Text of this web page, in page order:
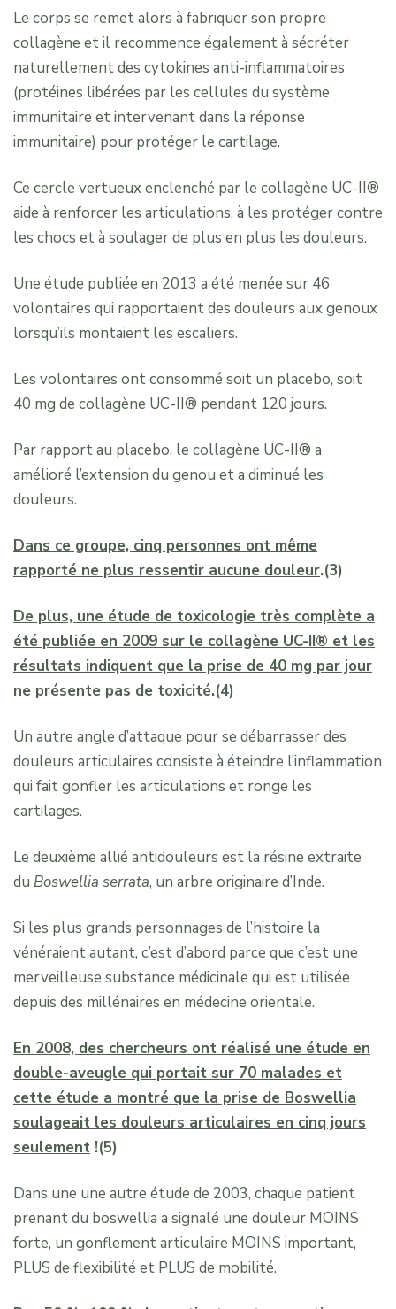
Le corps se remet alors à fabriquer son propre
collagène et il recommence également à sécréter
naturellement des cytokines anti-inflammatoires
(protéines libérées par les cellules du système
immunitaire et intervenant dans la réponse
immunitaire) pour protéger le cartilage.
Ce cercle vertueux enclenché par le collagène UC-II®
aide à renforcer les articulations, à les protéger contre
les chocs et à soulager de plus en plus les douleurs.
Une étude publiée en 2013 a été menée sur 46
volontaires qui rapportaient des douleurs aux genoux
lorsqu’ils montaient les escaliers.
Les volontaires ont consommé soit un placebo, soit
40 mg de collagène UC-II® pendant 120 jours.
Par rapport au placebo, le collagène UC-II® a
amélioré l’extension du genou et a diminué les
douleurs.
Dans ce groupe, cinq personnes ont même
rapporté ne plus ressentir aucune douleur.(3)
De plus, une étude de toxicologie très complète a
été publiée en 2009 sur le collagène UC-II® et les
résultats indiquent que la prise de 40 mg par jour
ne présente pas de toxicité.(4)
Un autre angle d’attaque pour se débarrasser des
douleurs articulaires consiste à éteindre l’inflammation
qui fait gonfler les articulations et ronge les
cartilages.
Le deuxième allié antidouleurs est la résine extraite
du Boswellia serrata, un arbre originaire d’Inde.
Si les plus grands personnages de l’histoire la
vénéraient autant, c’est d’abord parce que c’est une
merveilleuse substance médicinale qui est utilisée
depuis des millénaires en médecine orientale.
En 2008, des chercheurs ont réalisé une étude en
double-aveugle qui portait sur 70 malades et
cette étude a montré que la prise de Boswellia
soulageait les douleurs articulaires en cinq jours
seulement !(5)
Dans une une autre étude de 2003, chaque patient
prenant du boswellia a signalé une douleur MOINS
forte, un gonflement articulaire MOINS important,
PLUS de flexibilité et PLUS de mobilité.